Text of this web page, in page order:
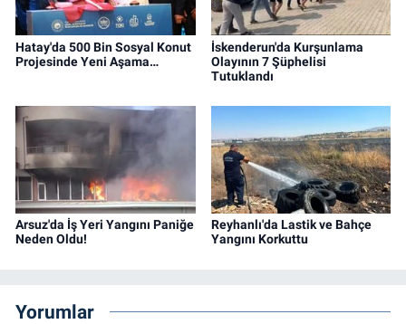
Hatay'da 500 Bin Sosyal Konut
Projesinde Yeni Aşama…
İskenderun'da Kurşunlama
Olayının 7 Şüphelisi
Tutuklandı
Arsuz'da İş Yeri Yangını Paniğe
Neden Oldu!
Reyhanlı'da Lastik ve Bahçe
Yangını Korkuttu
Yorumlar